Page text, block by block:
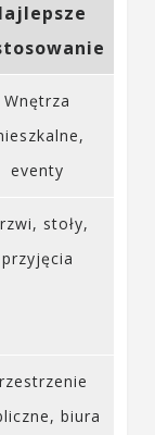
Wnętrza
eventy
stoły,
przyjęcia
biura